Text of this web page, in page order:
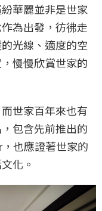
華麗並非是世家
為出發，彷彿走
光線、適度的空
慢慢欣賞世家的
世家百年來也有
包含先前推出的
也應證著世家的
化。